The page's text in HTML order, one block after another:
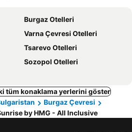
Burgaz Otelleri
Varna Çevresi Otelleri
Tsarevo Otelleri
Sozopol Otelleri
tüm konaklama yerlerini göster
Burgaz Çevresi
by HMG - All Inclusive